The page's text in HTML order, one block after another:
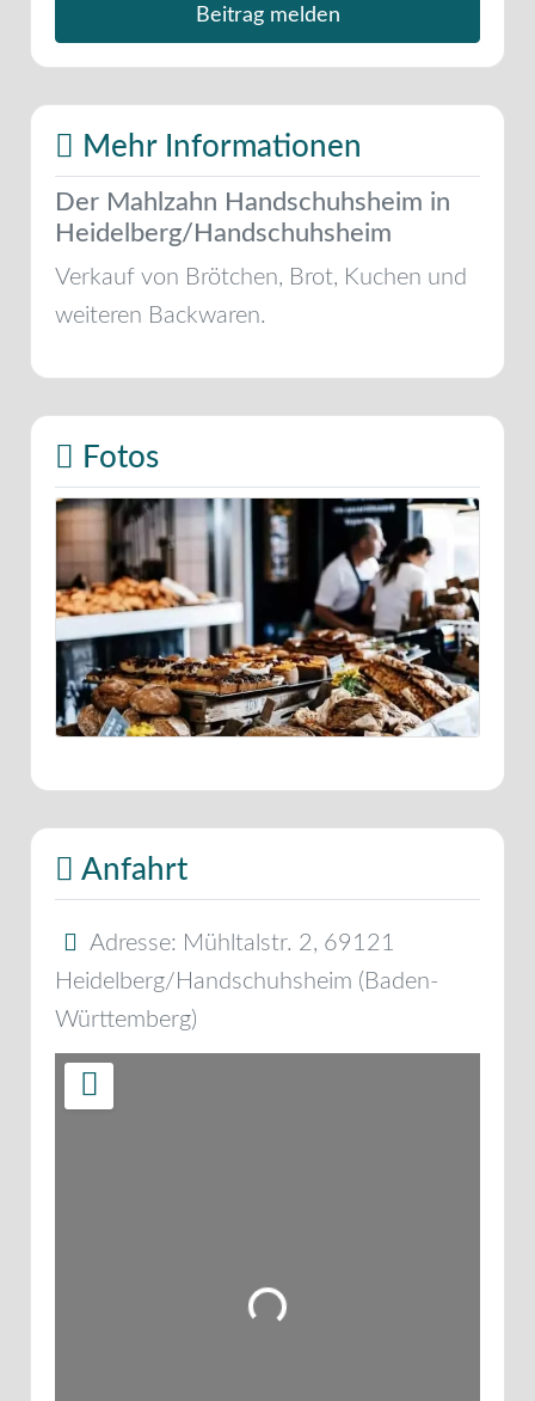
Beitrag melden
Mehr Informationen
Der Mahlzahn Handschuhsheim in
Heidelberg/Handschuhsheim
Verkauf von Brötchen, Brot, Kuchen und
weiteren Backwaren.
Fotos
Anfahrt
Adresse: Mühltalstr. 2, 69121
Heidelberg/Handschuhsheim ( Baden-
Württemberg)
Wird geladen …